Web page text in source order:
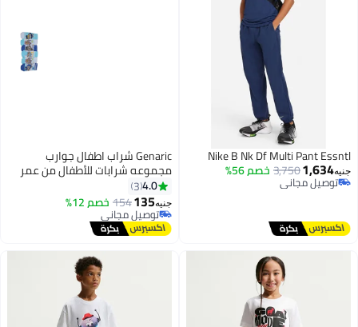
Nike B Nk Df Multi Pant Essntl
جنيه1,634
3,750خصم 56%
توصيل مجاني
توصيل مجاني
10
Genaric شراب اطفال جوارب
مجموعه شرابات للأطفال من عمر
سنتين إلى 5 سنوات ( مجموعه من
6 ازواج )، متوفر بألوان مميزه
4.0
3
جنيه135
154 خصم 12%
توصيل مجاني
توصيل مجاني